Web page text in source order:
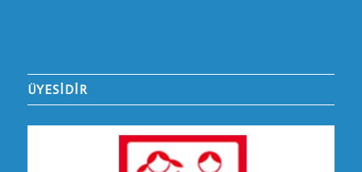
ÜYESİDİR